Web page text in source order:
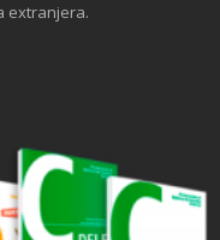
extranjera.